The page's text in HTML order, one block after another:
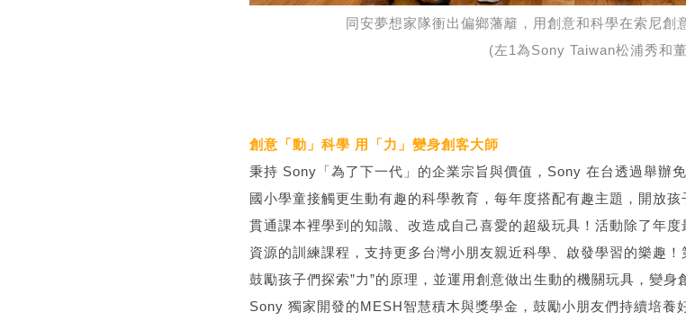
同安夢想家隊衝出偏鄉藩籬，用創意和科學在索尼創
(左1為Sony Taiwan松浦秀和
創意「動」科學 用「力」變身創客大師
秉持 Sony「為了下一代」的企業宗旨與價值，Sony 在台透過舉辦
國小學童接觸更生動有趣的科學教育，每年度搭配有趣主題，開放
貫通課本裡學到的知識、改造成自己喜愛的超級玩具！活動除了年
資源的訓練課程，支持更多台灣小朋友親近科學、啟發學習的樂趣
鼓勵孩子們探索”力”的原理，並運用創意做出生動的機關玩具，變
Sony 獨家開發的MESH智慧積木與獎學金，鼓勵小朋友們持續培養